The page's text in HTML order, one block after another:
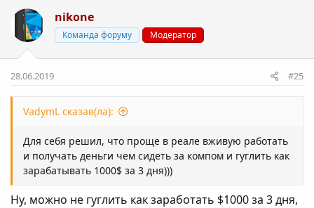
nikone
Команда форуму Модератор
28.06.2019 #25
VadymL сказав(ла):
Для себя решил, что проще в реале вживую работать
и получать деньги чем сидеть за компом и гуглить как
зарабатывать 1000$ за 3 дня)))
Ну, можно не гуглить как заработать $1000 за 3 дня,